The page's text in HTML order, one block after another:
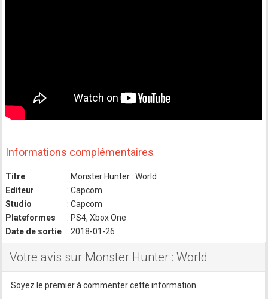
Informations complémentaires
Titre
: Monster Hunter : World
Editeur
: Capcom
Studio
: Capcom
Plateformes
: PS4, Xbox One
Date de sortie
: 2018-01-26
Votre avis sur Monster Hunter : World
Soyez le premier à commenter cette information.